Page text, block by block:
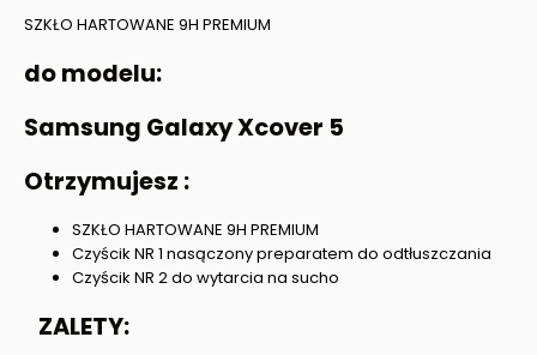
SZKŁO HARTOWANE 9H PREMIUM
do modelu:
Samsung Galaxy Xcover 5
Otrzymujesz :
SZKŁO HARTOWANE 9H PREMIUM
Czyścik NR 1 nasączony preparatem do odtłuszczania
Czyścik NR 2 do wytarcia na sucho
ZALETY: